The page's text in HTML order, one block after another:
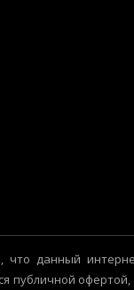
данный
публичной